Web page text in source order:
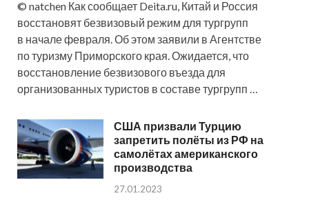
© natchen Как сообщает Deita.ru, Китай и Россия
восстановят безвизовый режим для тургрупп
в начале февраля. Об этом заявили в Агентстве
по туризму Приморского края. Ожидается, что
восстановление безвизового въезда для
организованных туристов в составе тургрупп …
США призвали Турцию
запретить полёты из РФ на
самолётах американского
производства
27.01.2023